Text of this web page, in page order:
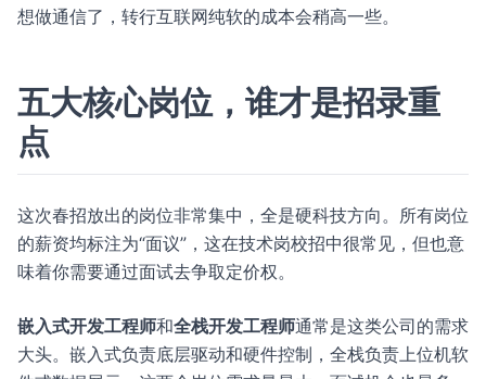
想做通信了，转行互联网纯软的成本会稍高一些。
五大核心岗位，谁才是招录重
点
这次春招放出的岗位非常集中，全是硬科技方向。所有岗位
的薪资均标注为“面议”，这在技术岗校招中很常见，但也意
味着你需要通过面试去争取定价权。
嵌入式开发工程师和全栈开发工程师通常是这类公司的需求
大头。嵌入式负责底层驱动和硬件控制，全栈负责上位机软